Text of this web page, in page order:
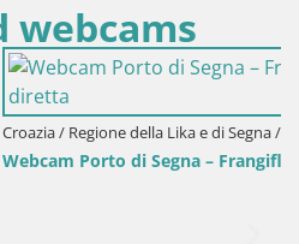
webcams
di Segna / Segna
– Frangiflutti e Faro in diretta